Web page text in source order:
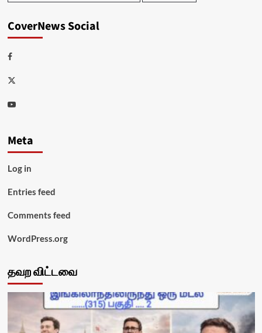
CoverNews Social
Facebook
Twitter
Youtube
Meta
Log in
Entries feed
Comments feed
WordPress.org
தவற விட்டவை